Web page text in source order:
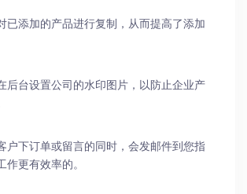
已添加的产品进行复制，从而提高了添加
后台设置公司的水印图片，以防止企业产
户下订单或留言的同时，会发邮件到您指
作更有效率的。